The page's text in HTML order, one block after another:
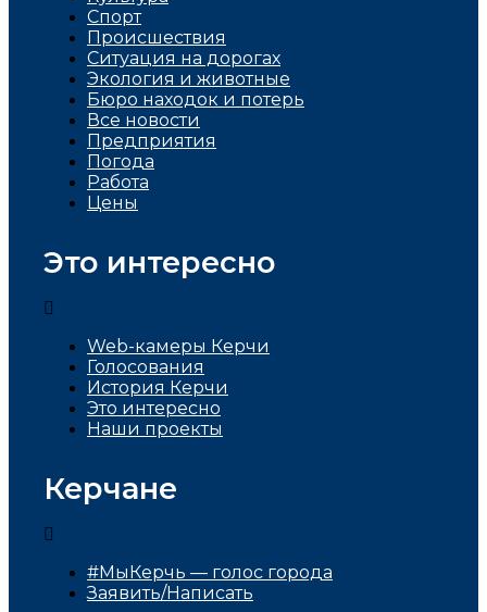
Спорт
Проиcшествия
Ситуация на дорогах
Экология и животные
Бюро находок и потерь
Все новости
Предприятия
Погода
Работа
Цены
Это интересно
Web-камеры Керчи
Голосования
История Керчи
Это интересно
Наши проекты
Керчане
#МыКерчь — голос города
Заявить/Написать